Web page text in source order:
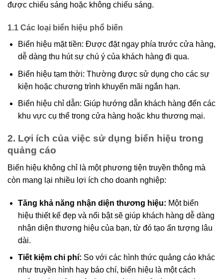
được chiếu sáng hoặc không chiếu sáng.
1.1 Các loại biển hiệu phổ biến
Biển hiệu mặt tiền: Được đặt ngay phía trước cửa hàng,
dễ dàng thu hút sự chú ý của khách hàng đi qua.
Biển hiệu tạm thời: Thường được sử dụng cho các sự
kiện hoặc chương trình khuyến mãi ngắn hạn.
Biển hiệu chỉ dẫn: Giúp hướng dẫn khách hàng đến các
khu vực cụ thể trong cửa hàng hoặc khu thương mại.
2. Lợi ích của việc sử dụng biển hiệu trong
quảng cáo
Biển hiệu không chỉ là một phương tiện truyền thông mà
còn mang lại nhiều lợi ích cho doanh nghiệp:
Tăng khả năng nhận diện thương hiệu: Một biển
hiệu thiết kế đẹp và nổi bật sẽ giúp khách hàng dễ dàng
nhận diện thương hiệu của bạn, từ đó tạo ấn tượng lâu
dài.
Tiết kiệm chi phí: So với các hình thức quảng cáo khác
như truyền hình hay báo chí, biển hiệu là một cách